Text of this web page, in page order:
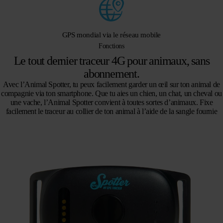
GPS mondial via le réseau mobile
Fonctions
Le tout dernier traceur 4G pour animaux, sans
abonnement.
Avec l’Animal Spotter, tu peux facilement garder un œil sur ton animal de
compagnie via ton smartphone. Que tu aies un chien, un chat, un cheval ou
une vache, l’Animal Spotter convient à toutes sortes d’animaux. Fixe
facilement le traceur au collier de ton animal à l’aide de la sangle fournie